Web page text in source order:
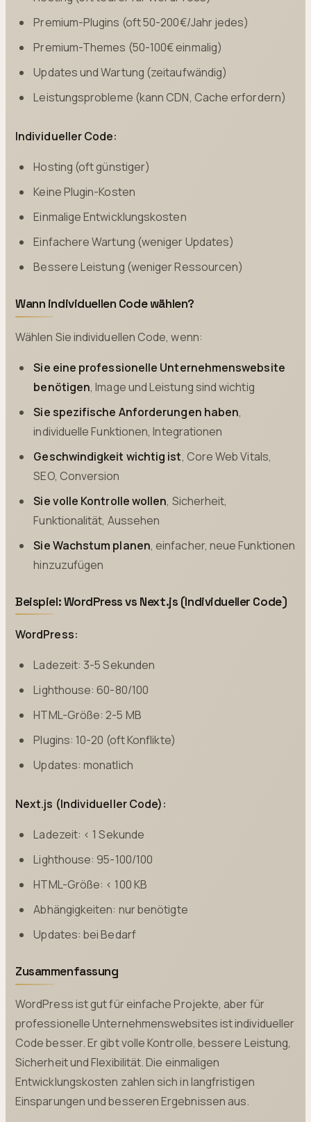
Premium-Plugins (oft 50-200€/Jahr jedes)
Premium-Themes (50-100€ einmalig)
Updates und Wartung (zeitaufwändig)
Leistungsprobleme (kann CDN, Cache erfordern)
Individueller Code:
Hosting (oft günstiger)
Keine Plugin-Kosten
Einmalige Entwicklungskosten
Einfachere Wartung (weniger Updates)
Bessere Leistung (weniger Ressourcen)
Wann individuellen Code wählen?
Wählen Sie individuellen Code, wenn:
Sie eine professionelle Unternehmenswebsite
benötigen, Image und Leistung sind wichtig
Sie spezifische Anforderungen haben,
individuelle Funktionen, Integrationen
Geschwindigkeit wichtig ist, Core Web Vitals,
SEO, Conversion
Sie volle Kontrolle wollen, Sicherheit,
Funktionalität, Aussehen
Sie Wachstum planen, einfacher, neue Funktionen
hinzuzufügen
Beispiel: WordPress vs Next.js (Individueller Code)
WordPress:
Ladezeit: 3-5 Sekunden
Lighthouse: 60-80/100
HTML-Größe: 2-5 MB
Plugins: 10-20 (oft Konflikte)
Updates: monatlich
Next.js (Individueller Code):
Ladezeit: < 1 Sekunde
Lighthouse: 95-100/100
HTML-Größe: < 100 KB
Abhängigkeiten: nur benötigte
Updates: bei Bedarf
Zusammenfassung
WordPress ist gut für einfache Projekte, aber für
professionelle Unternehmenswebsites ist individueller
Code besser. Er gibt volle Kontrolle, bessere Leistung,
Sicherheit und Flexibilität. Die einmaligen
Entwicklungskosten zahlen sich in langfristigen
Einsparungen und besseren Ergebnissen aus.